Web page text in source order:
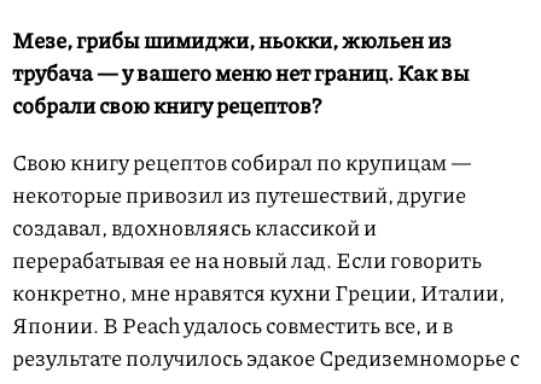
Мезе, грибы шимиджи, ньокки, жюльен из
трубача — у вашего меню нет границ. Как вы
собрали свою книгу рецептов?
Свою книгу рецептов собирал по крупицам —
некоторые привозил из путешествий, другие
создавал, вдохновляясь классикой и
перерабатывая ее на новый лад. Если говорить
конкретно, мне нравятся кухни Греции, Италии,
Японии. В Peach удалось совместить все, и в
результате получилось эдакое Средиземноморье с